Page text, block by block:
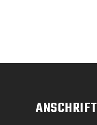
ANSCHRIFT